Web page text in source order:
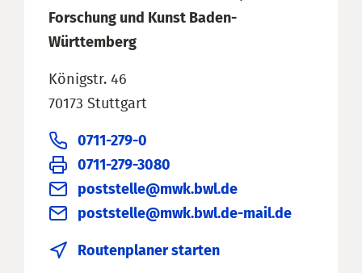
Forschung und Kunst Baden-
Württemberg
Königstr. 46
70173 Stuttgart
0711-279-0
0711-279-3080
poststelle@mwk.bwl.de
poststelle@mwk.bwl.de-mail.de
Routenplaner starten